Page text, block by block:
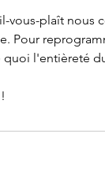
vous-plaît nous
Pour
quoi l'entièreté